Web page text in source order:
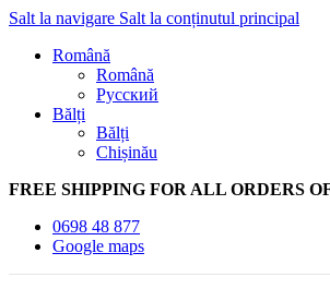
Salt la navigare Salt la conținutul principal
Română
Română
Русский
Bălți
Bălți
Chișinău
FREE SHIPPING FOR ALL ORDERS
0698 48 877
Google maps